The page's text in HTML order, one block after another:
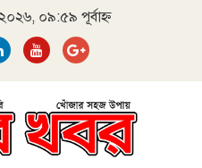
০৯:৫৯ পূর্বাহ্ন